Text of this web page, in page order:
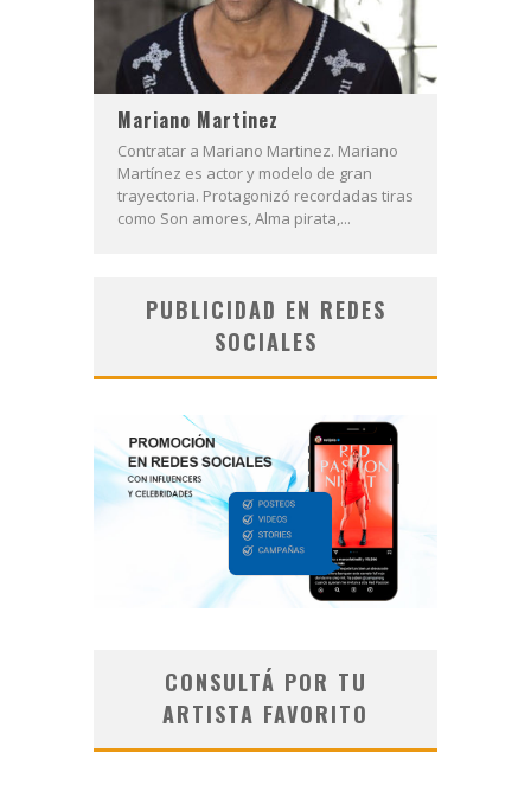
Mariano Martinez
Contratar a Mariano Martinez. Mariano
Martínez es actor y modelo de gran
trayectoria. Protagonizó recordadas tiras
como Son amores, Alma pirata,...
PUBLICIDAD EN REDES
SOCIALES
CONSULTÁ POR TU
ARTISTA FAVORITO